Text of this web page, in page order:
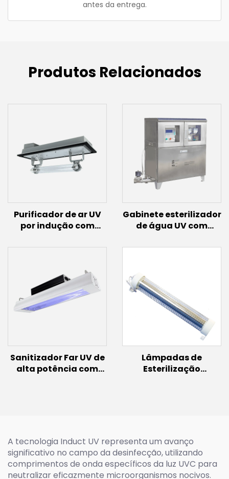
antes da entrega.
Produtos Relacionados
Purificador de ar UV
por indução com
(200W~600W)
Gabinete esterilizador
de água UV com
(300W)
Sanitizador Far UV de
alta potência com
Lâmpadas de
Esterilização
A tecnologia Induct UV representa um avanço
significativo no campo da desinfecção, utilizando
comprimentos de onda específicos da luz UVC para
neutralizar eficazmente microorganismos nocivos.